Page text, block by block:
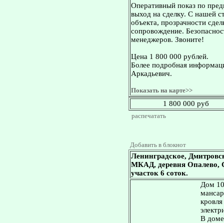
Оперативный показ по
выход на сделку. С нашей
объекта, прозрачности
сопровождение.
менеджеров. Звоните!
Цена 1 800 000 рублей.
Более подробная
Аркадьевич.
Показать на карте>>
1 800 000 руб
распечатать
Добавить в блокнот
Ленинградское,
МКАД, деревня Опалево,
участок 6 соток.
Дом
В доме